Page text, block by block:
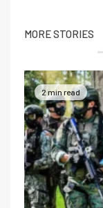
MORE STORIES
2 min read